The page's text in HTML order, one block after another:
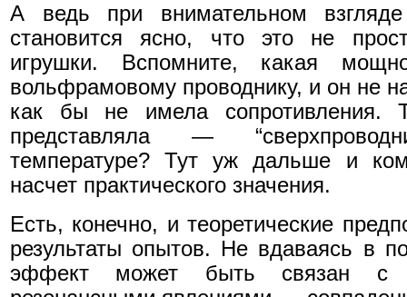
А ведь при внимательном
становится ясно, что это не
игрушки. Вспомните, какая
вольфрамовому проводнику, и он не
как бы не имела сопротивления.
представляла —
температуре? Тут уж дальше и
насчет практического значения.
Есть, конечно, и теоретические
результаты опытов. Не вдаваясь в
эффект может быть связан с